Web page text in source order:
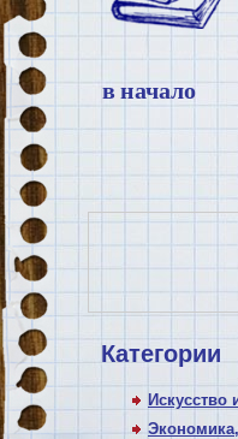
в начало
Категории
Искусство